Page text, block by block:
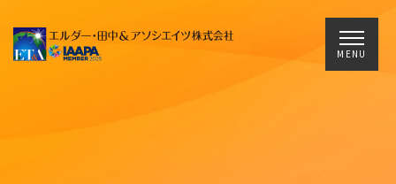
Main Navigation MENU